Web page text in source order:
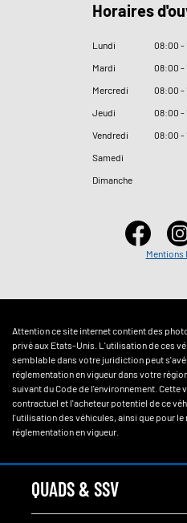
Horaires
Lundi 08:00 -
Mardi
08:00 -
Mercredi
08:00 -
Jeudi
08:00 -
Vendredi
08:00 -
Samedi
Dimanche
Mentions
Attention ce site internet contient des
privé aux Etats-Unis. L'utilisation de ces
semblable dans votre juridiction peut
réglementation en vigueur dans votre
suivant du Code de l'environnement. Cette
contractuel et l'acheteur potentiel de ce
l'utilisation des véhicules, ainsi que pour
réglementation en vigueur.
QUADS & SSV